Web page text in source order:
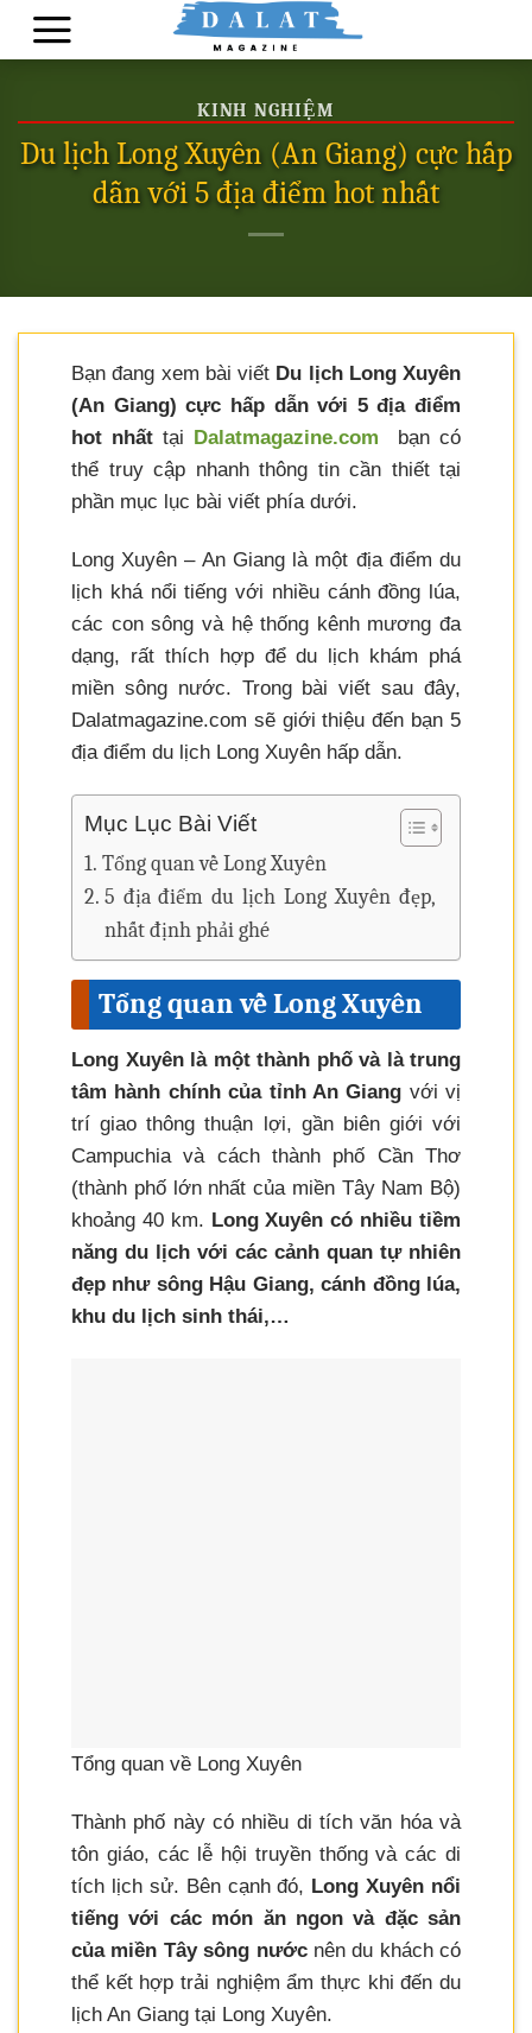
Skip
KINH NGHIỆM
Du lịch Long Xuyên (An Giang) cực hấp
dẫn với 5 địa điểm hot nhất
Bạn đang xem bài viết Du lịch Long Xuyên
(An Giang) cực hấp dẫn với 5 địa điểm
hot nhất tại Dalatmagazine.com
bạn có
thể truy cập nhanh thông tin cần thiết tại
phần mục lục bài viết phía dưới.
Long Xuyên – An Giang là một địa điểm du
lịch khá nổi tiếng với nhiều cánh đồng lúa,
các con sông và hệ thống kênh mương đa
dạng, rất thích hợp để du lịch khám phá
miền sông nước. Trong bài viết sau đây,
Dalatmagazine.com sẽ giới thiệu đến bạn 5
địa điểm du lịch Long Xuyên hấp dẫn.
Mục Lục Bài Viết
Tổng quan về Long Xuyên
5 địa điểm du lịch Long Xuyên đẹp,
nhất định phải ghé
Tổng quan về Long Xuyên
Long Xuyên là một thành phố và là trung
tâm hành chính của tỉnh An Giang với vị
trí giao thông thuận lợi, gần biên giới với
Campuchia và cách thành phố Cần Thơ
(thành phố lớn nhất của miền Tây Nam Bộ)
khoảng 40 km. Long Xuyên có nhiều tiềm
năng du lịch với các cảnh quan tự nhiên
đẹp như sông Hậu Giang, cánh đồng lúa,
khu du lịch sinh thái,…
Tổng quan về Long Xuyên
Thành phố này có nhiều di tích văn hóa và
tôn giáo, các lễ hội truyền thống và các di
tích lịch sử. Bên cạnh đó, Long Xuyên nổi
tiếng với các món ăn ngon và đặc sản
của miền Tây sông nướcnên du khách có
thể kết hợp trải nghiệm ẩm thực khi đến du
lịch An Giang tại Long Xuyên.